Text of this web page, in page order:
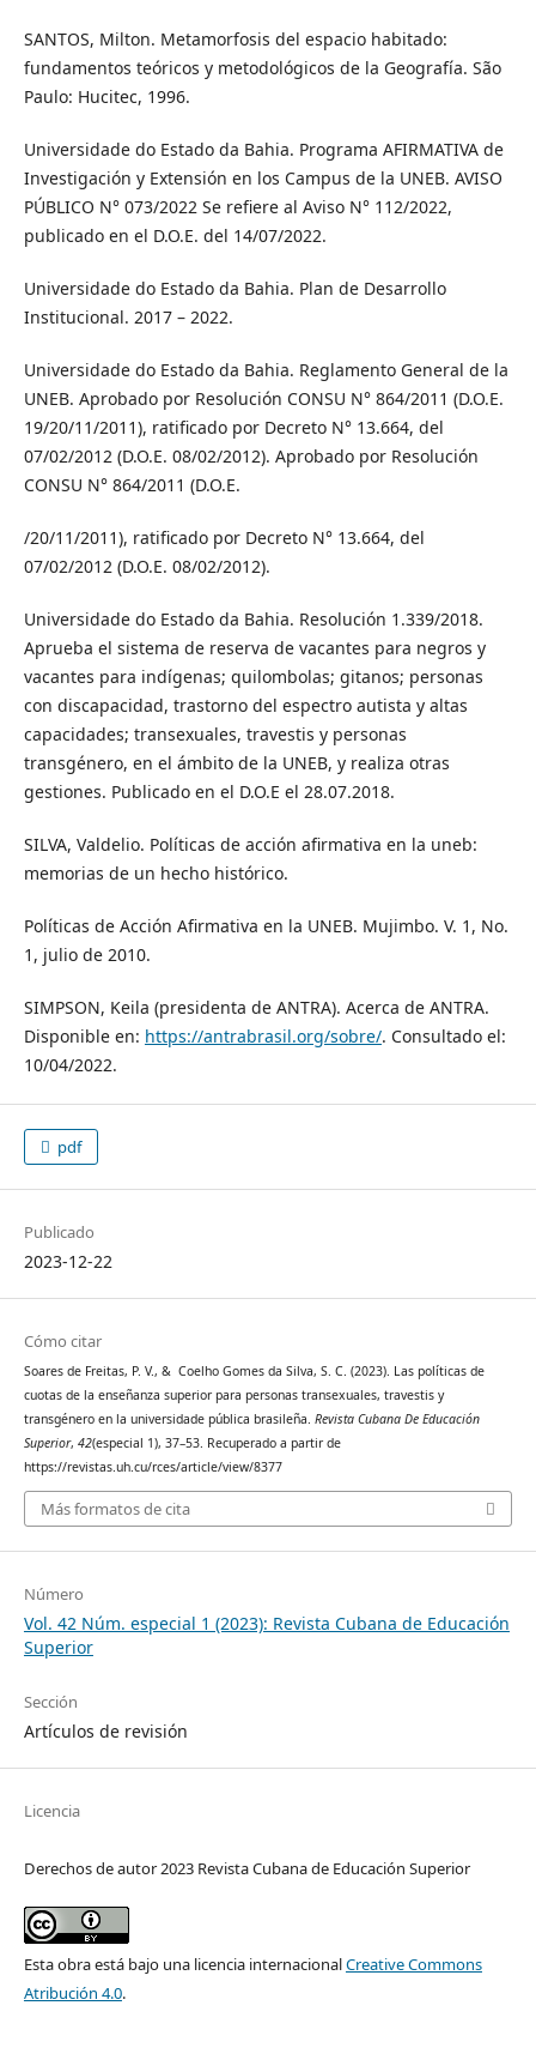
SANTOS, Milton. Metamorfosis del espacio habitado:
fundamentos teóricos y metodológicos de la Geografía. São
Paulo: Hucitec, 1996.
Universidade do Estado da Bahia. Programa AFIRMATIVA de
Investigación y Extensión en los Campus de la UNEB. AVISO
PÚBLICO N° 073/2022 Se refiere al Aviso N° 112/2022,
publicado en el D.O.E. del 14/07/2022.
Universidade do Estado da Bahia. Plan de Desarrollo
Institucional. 2017 – 2022.
Universidade do Estado da Bahia. Reglamento General de la
UNEB. Aprobado por Resolución CONSU N° 864/2011 (D.O.E.
19/20/11/2011), ratificado por Decreto N° 13.664, del
07/02/2012 (D.O.E. 08/02/2012). Aprobado por Resolución
CONSU N° 864/2011 (D.O.E.
/20/11/2011), ratificado por Decreto N° 13.664, del
07/02/2012 (D.O.E. 08/02/2012).
Universidade do Estado da Bahia. Resolución 1.339/2018.
Aprueba el sistema de reserva de vacantes para negros y
vacantes para indígenas; quilombolas; gitanos; personas
con discapacidad, trastorno del espectro autista y altas
capacidades; transexuales, travestis y personas
transgénero, en el ámbito de la UNEB, y realiza otras
gestiones. Publicado en el D.O.E el 28.07.2018.
SILVA, Valdelio. Políticas de acción afirmativa en la uneb:
memorias de un hecho histórico.
Políticas de Acción Afirmativa en la UNEB. Mujimbo. V. 1, No.
1, julio de 2010.
SIMPSON, Keila (presidenta de ANTRA). Acerca de ANTRA.
Disponible en: https://antrabrasil.org/sobre/. Consultado el:
10/04/2022.
pdf
Publicado
2023-12-22
Cómo citar
Soares de Freitas, P. V., & Coelho Gomes da Silva, S. C. (2023). Las políticas de
cuotas de la enseñanza superior para personas transexuales, travestis y
transgénero en la universidade pública brasileña. Revista Cubana De Educación
Superior, 42(especial 1), 37–53. Recuperado a partir de
https://revistas.uh.cu/rces/article/view/8377
Más formatos de cita
Número
Vol. 42 Núm. especial 1 (2023): Revista Cubana de Educación
Superior
Sección
Artículos de revisión
Licencia
Derechos de autor 2023 Revista Cubana de Educación Superior
Esta obra está bajo una licencia internacionalCreative Commons
Atribución 4.0.